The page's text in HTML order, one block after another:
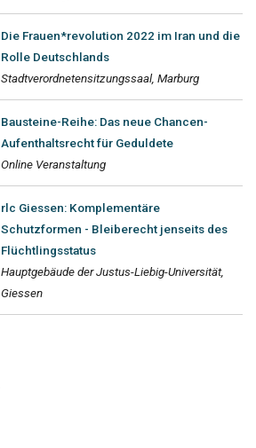
Die Frauen*revolution 2022 im Iran und die
Rolle Deutschlands
Stadtverordnetensitzungssaal, Marburg
Bausteine-Reihe: Das neue Chancen-
Aufenthaltsrecht für Geduldete
Online Veranstaltung
rlc Giessen: Komplementäre
Schutzformen - Bleiberecht jenseits des
Flüchtlingsstatus
Hauptgebäude der Justus-Liebig-Universität,
Giessen